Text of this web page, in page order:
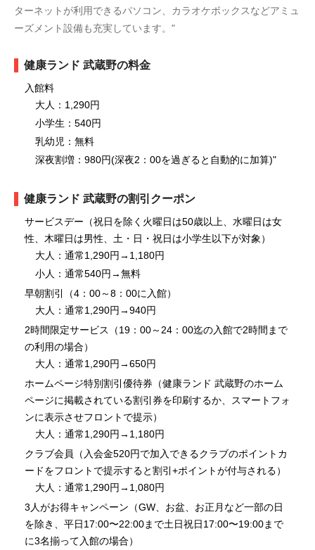
ターネットが利用できるパソコン、カラオケボックスなどアミュ
ーズメント設備も充実しています。"
健康ランド 武蔵野の料金
入館料
大人：1,290円
小学生：540円
乳幼児：無料
深夜割増：980円(深夜2：00を過ぎると自動的に加算)"
健康ランド 武蔵野の割引クーポン
サービスデー（祝日を除く火曜日は50歳以上、水曜日は女
性、木曜日は男性、土・日・祝日は小学生以下が対象）
大人：通常1,290円→1,180円
小人：通常540円→無料
早朝割引（4：00～8：00に入館）
大人：通常1,290円→940円
2時間限定サービス（19：00～24：00迄の入館で2時間まで
の利用の場合）
大人：通常1,290円→650円
ホームページ特別割引優待券（健康ランド 武蔵野のホーム
ページに掲載されている割引券を印刷するか、スマートフォ
ンに表示させフロントで提示）
大人：通常1,290円→1,180円
クラブ会員（入会金520円で加入できるクラブのポイントカ
ードをフロントで提示すると割引+ポイントが付与される）
大人：通常1,290円→1,080円
3人がお得キャンペーン（GW、お盆、お正月など一部の日
を除き、平日17:00〜22:00まで土日祝日17:00〜19:00まで
に3名揃って入館の場合）